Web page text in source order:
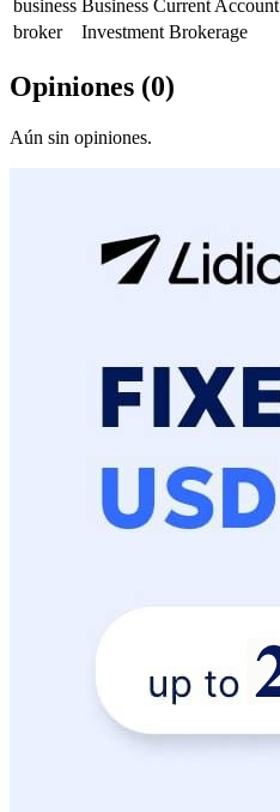
business Business Current Account
broker
Investment Brokerage
Opiniones (0)
Aún sin opiniones.